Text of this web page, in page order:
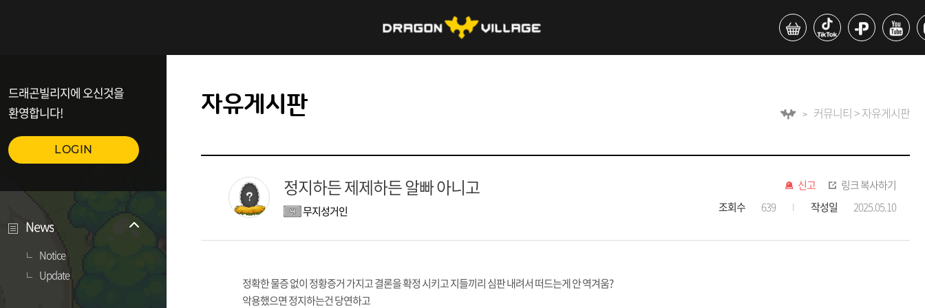
드래곤빌리지에 오신것을
환영합니다!
LOGIN
News
Notice
Update
자유게시판 커뮤니티 > 자유게시판
정지하든 제제하든 알빠 아니고
무지성거인
신고
링크 복사하기
조회수
639 작성일 2025.05.10
정확한 물증 없이 정황증거 가지고 결론을 확정 시키고 지들끼리 심판 내려서 떠드는게 안 역겨움?
악용했으면 정지하는건 당연하고